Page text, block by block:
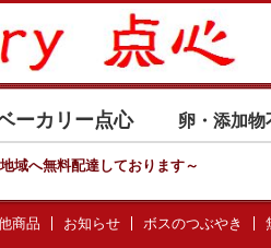
ーカリー点心 卵・添加
域へ無料配達しております～
商品 お知らせ ボスのつぶやき